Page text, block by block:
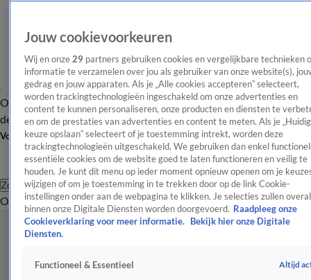
OverzichtAfleveringen Entertainment TV Algemeen
Tip
de redactieNieuwsbrief
Volg Shownieuws
Zoeken
OverzichtEntertainmentSpraakmakendRealityCrimeVideo's
Jouw cookievoorkeuren
Wij en onze 29 partners gebruiken cookies en vergelijkbare technieken
informatie te verzamelen over jou als gebruiker van onze website(s),
gedrag en jouw apparaten. Als je „Alle cookies accepteren” selecteert,
worden trackingtechnologieën ingeschakeld om onze advertenties en
content te kunnen personaliseren, onze producten en diensten te
en om de prestaties van advertenties en content te meten. Als je
keuze opslaan” selecteert of je toestemming intrekt, worden deze
trackingtechnologieën uitgeschakeld. We gebruiken dan enkel
essentiële cookies om de website goed te laten functioneren en veilig te
houden. Je kunt dit menu op ieder moment opnieuw openen om je
wijzigen of om je toestemming in te trekken door op de link Cookie-
instellingen onder aan de webpagina te klikken. Je selecties zullen overal
binnen onze Digitale Diensten worden doorgevoerd. Raadpleeg onze
Cookieverklaring voor meer informatie.
Bekijk hier onze Digitale
Diensten.
Functioneel & Essentieel Altijd